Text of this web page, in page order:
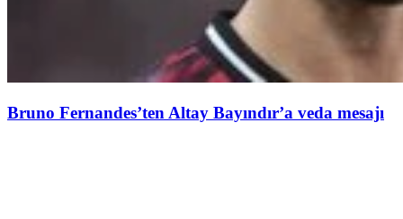
Bruno Fernandes’ten Altay Bayındır’a veda mesajı